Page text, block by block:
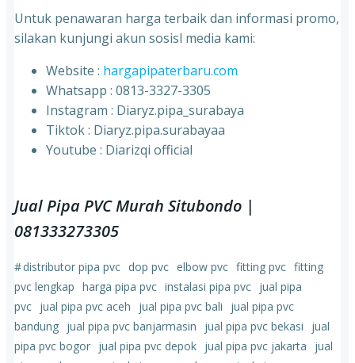
Untuk penawaran harga terbaik dan informasi promo,
silakan kunjungi akun sosisl media kami:
Website : hargapipaterbaru.com
Whatsapp : 0813-3327-3305
⁠Instagram : Diaryz.pipa_surabaya
⁠Tiktok : Diaryz.pipa.surabayaa
⁠Youtube : Diarizqi official
Jual Pipa PVC Murah Situbondo |
081333273305
#distributor pipa pvc dop pvc elbow pvc fitting pvc fitting
pvc lengkap harga pipa pvc instalasi pipa pvc jual pipa
pvc jual pipa pvc aceh jual pipa pvc bali
jual pipa pvc
bandung jual pipa pvc banjarmasin jual pipa pvc bekasi
jual
pipa pvc bogor jual pipa pvc depok jual pipa pvc jakarta
jual